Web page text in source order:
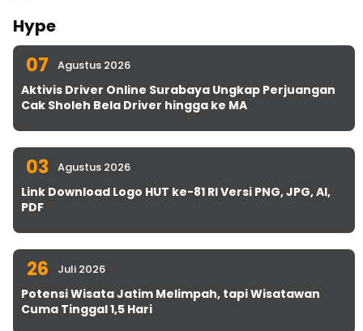
Hype
07 Agustus 2026
Aktivis Driver Online Surabaya Ungkap Perjuangan
Cak Sholeh Bela Driver hingga ke MA
03 Agustus 2026
Link Download Logo HUT ke-81 RI Versi PNG, JPG, AI,
PDF
26 Juli 2026
Potensi Wisata Jatim Melimpah, tapi Wisatawan
Cuma Tinggal 1,5 Hari